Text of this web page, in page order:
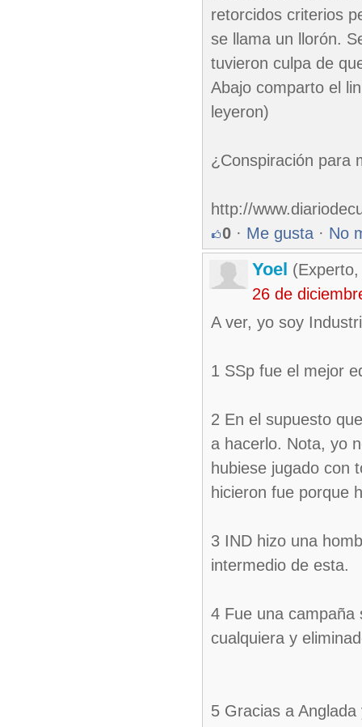
retorcidos criterios
se llama un llorón.
tuvieron culpa de
Abajo comparto el
leyeron)
¿Conspiración para
http://
0 · Me gusta · No
Yoel
26 de
A ver, yo soy
1 SSp fue el mejor
2 En el supuesto
a hacerlo. Nota, yo
hubiese jugado con
hicieron fue porque
3 IND hizo una
intermedio de esta.
4 Fue una campaña
cualquiera y
5 Gracias a